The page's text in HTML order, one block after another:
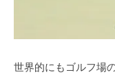
世界的にもゴルフ場